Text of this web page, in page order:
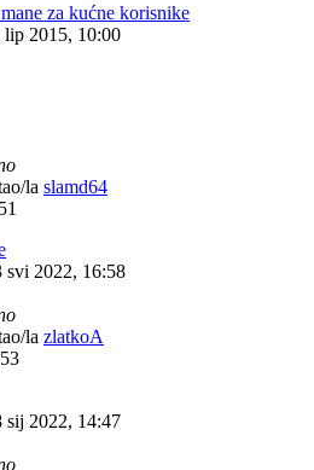
za kućne korisnike
lip 2015, 10:00
la slamd64
svi 2022, 16:58
la zlatkoA
sij 2022, 14:47